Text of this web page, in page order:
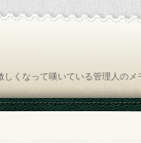
くなって嘆いている管理人のメ